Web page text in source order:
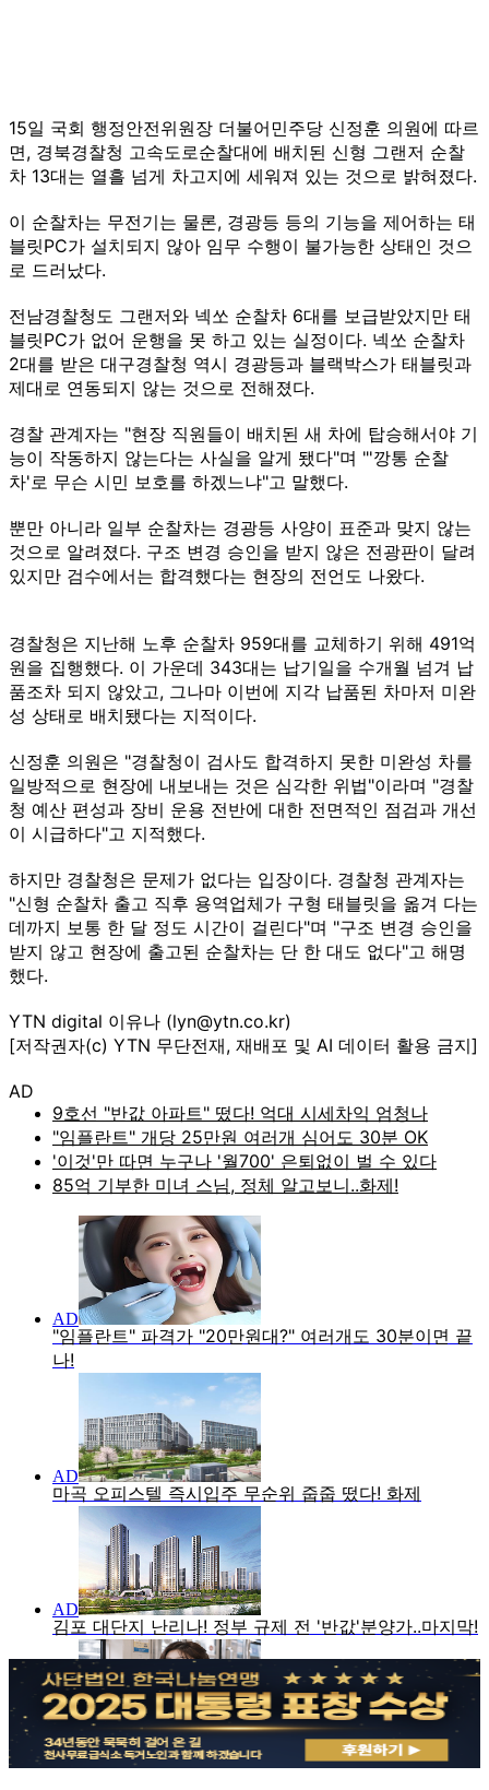
15일 국회 행정안전위원장 더불어민주당 신정훈 의원에 따르
면, 경북경찰청 고속도로순찰대에 배치된 신형 그랜저 순찰
차 13대는 열흘 넘게 차고지에 세워져 있는 것으로 밝혀졌다.
이 순찰차는 무전기는 물론, 경광등 등의 기능을 제어하는 태
블릿PC가 설치되지 않아 임무 수행이 불가능한 상태인 것으
로 드러났다.
전남경찰청도 그랜저와 넥쏘 순찰차 6대를 보급받았지만 태
블릿PC가 없어 운행을 못 하고 있는 실정이다. 넥쏘 순찰차
2대를 받은 대구경찰청 역시 경광등과 블랙박스가 태블릿과
제대로 연동되지 않는 것으로 전해졌다.
경찰 관계자는 "현장 직원들이 배치된 새 차에 탑승해서야 기
능이 작동하지 않는다는 사실을 알게 됐다"며 "'깡통 순찰
차'로 무슨 시민 보호를 하겠느냐"고 말했다.
뿐만 아니라 일부 순찰차는 경광등 사양이 표준과 맞지 않는
것으로 알려졌다. 구조 변경 승인을 받지 않은 전광판이 달려
있지만 검수에서는 합격했다는 현장의 전언도 나왔다.
경찰청은 지난해 노후 순찰차 959대를 교체하기 위해 491억
원을 집행했다. 이 가운데 343대는 납기일을 수개월 넘겨 납
품조차 되지 않았고, 그나마 이번에 지각 납품된 차마저 미완
성 상태로 배치됐다는 지적이다.
신정훈 의원은 "경찰청이 검사도 합격하지 못한 미완성 차를
일방적으로 현장에 내보내는 것은 심각한 위법"이라며 "경찰
청 예산 편성과 장비 운용 전반에 대한 전면적인 점검과 개선
이 시급하다"고 지적했다.
하지만 경찰청은 문제가 없다는 입장이다. 경찰청 관계자는
"신형 순찰차 출고 직후 용역업체가 구형 태블릿을 옮겨 다는
데까지 보통 한 달 정도 시간이 걸린다"며 "구조 변경 승인을
받지 않고 현장에 출고된 순찰차는 단 한 대도 없다"고 해명
했다.
YTN digital 이유나 (lyn@ytn.co.kr)
[저작권자(c) YTN 무단전재, 재배포 및 AI 데이터 활용 금지]
AD